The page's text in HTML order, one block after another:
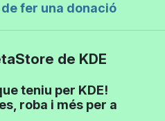
fer una donació
de KDE
teniu per KDE!
roba i més per a